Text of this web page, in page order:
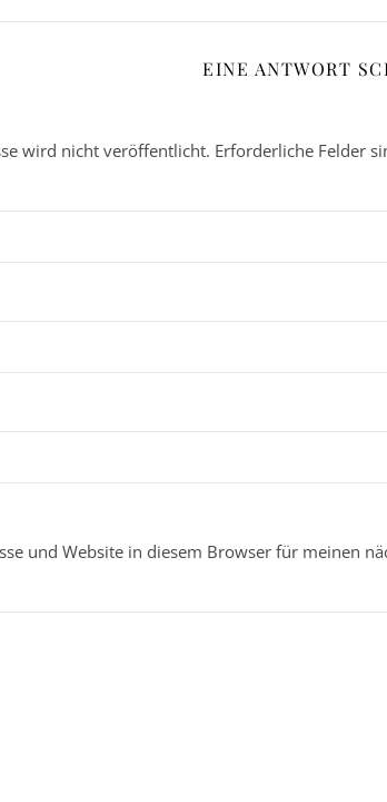
EINE ANTWORT
wird nicht veröffentlicht. Erforderliche Felder
und Website in diesem Browser für meinen